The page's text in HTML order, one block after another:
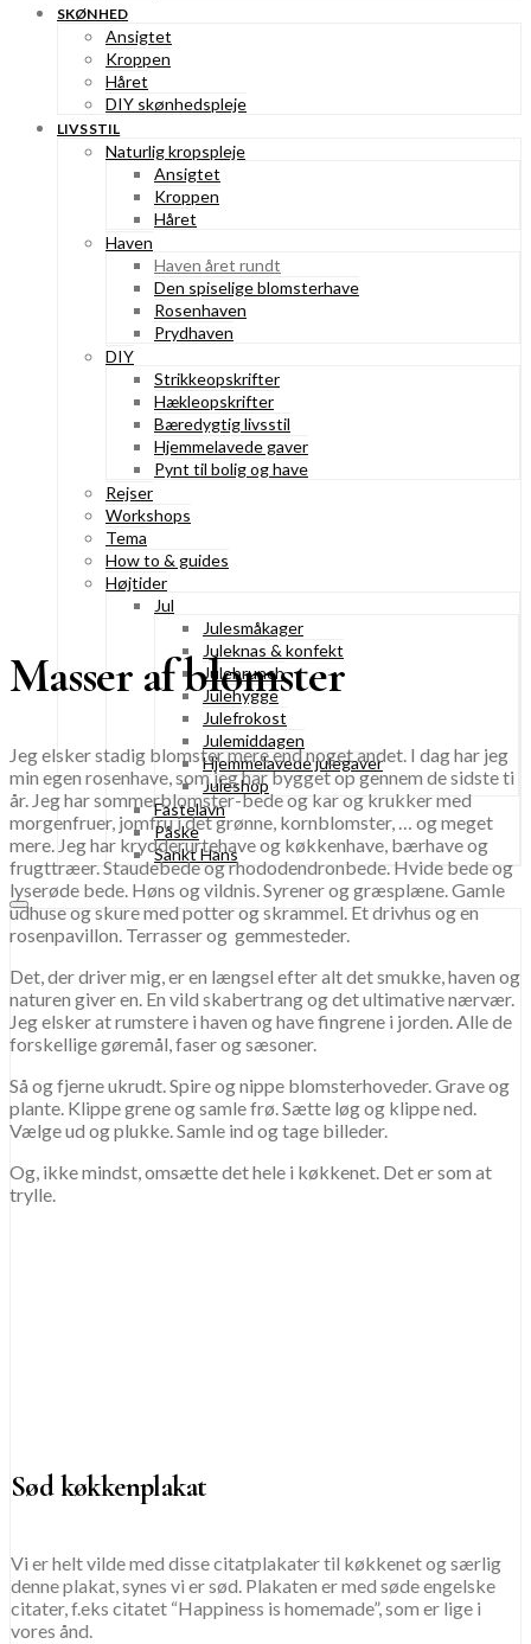
SKØNHED
Ansigtet
Kroppen
Håret
DIY skønhedspleje
LIVSSTIL
Naturlig kropspleje
Ansigtet
Kroppen
Håret
Haven
Haven året rundt
Den spiselige blomsterhave
Rosenhaven
Prydhaven
DIY
Strikkeopskrifter
Hækleopskrifter
Bæredygtig livsstil
Hjemmelavede gaver
Pynt til bolig og have
Rejser
Workshops
Tema
How to & guides
Højtider
Jul
Julesmåkager
Juleknas & konfekt
Julebrunch
Julehygge
Julefrokost
Julemiddagen
Hjemmelavede julegaver
Juleshop
Fastelavn
Påske
Sankt Hans
Sød køkkenplakat
Vi er helt vilde med disse citatplakater til køkkenet og særlig
denne plakat, synes vi er sød. Plakaten er med søde engelske
citater, f.eks citatet “Happiness is homemade”, som er lige i
vores ånd.
Masser af blomster
Jeg elsker stadig blomster mere end noget andet. I dag har jeg
min egen rosenhave, som jeg har bygget op gennem de sidste ti
år. Jeg har sommerblomster-bede og kar og krukker med
morgenfruer, jomfru i det grønne, kornblomster, … og meget
mere. Jeg har krydderurtehave og køkkenhave, bærhave og
frugttræer. Staudebede og rhododendronbede. Hvide bede og
lyserøde bede. Høns og vildnis. Syrener og græsplæne. Gamle
udhuse og skure med potter og skrammel. Et drivhus og en
rosenpavillon. Terrasser og gemmesteder.
Det, der driver mig, er en længsel efter alt det smukke, haven og
naturen giver en. En vild skabertrang og det ultimative nærvær.
Jeg elsker at rumstere i haven og have fingrene i jorden. Alle de
forskellige gøremål, faser og sæsoner.
Så og fjerne ukrudt. Spire og nippe blomsterhoveder. Grave og
plante. Klippe grene og samle frø. Sætte løg og klippe ned.
Vælge ud og plukke. Samle ind og tage billeder.
Og, ikke mindst, omsætte det hele i køkkenet. Det er som at
trylle.